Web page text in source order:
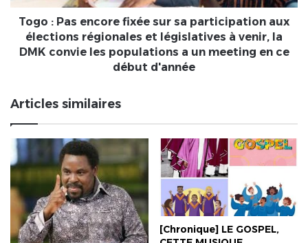
aux
élections
régionales
la
DMK
les
populations
a
un
meeting
ce
Togo : Pas encore fixée sur sa participation aux
élections régionales et législatives à venir, la
DMK convie les populations a un meeting en ce
début d'année
Articles similaires
[Chronique] LE GOSPEL,